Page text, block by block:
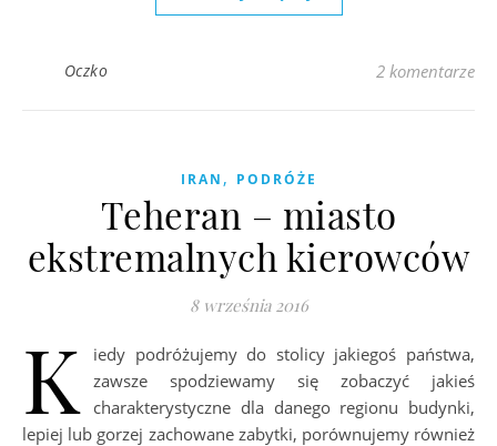
Oczko 2 komentarze
IRAN , PODRÓŻE
Teheran – miasto
ekstremalnych kierowców
8 września 2016
K
iedy podróżujemy do stolicy jakiegoś państwa,
zawsze spodziewamy się zobaczyć jakieś
charakterystyczne dla danego regionu budynki,
lepiej lub gorzej zachowane zabytki, porównujemy również